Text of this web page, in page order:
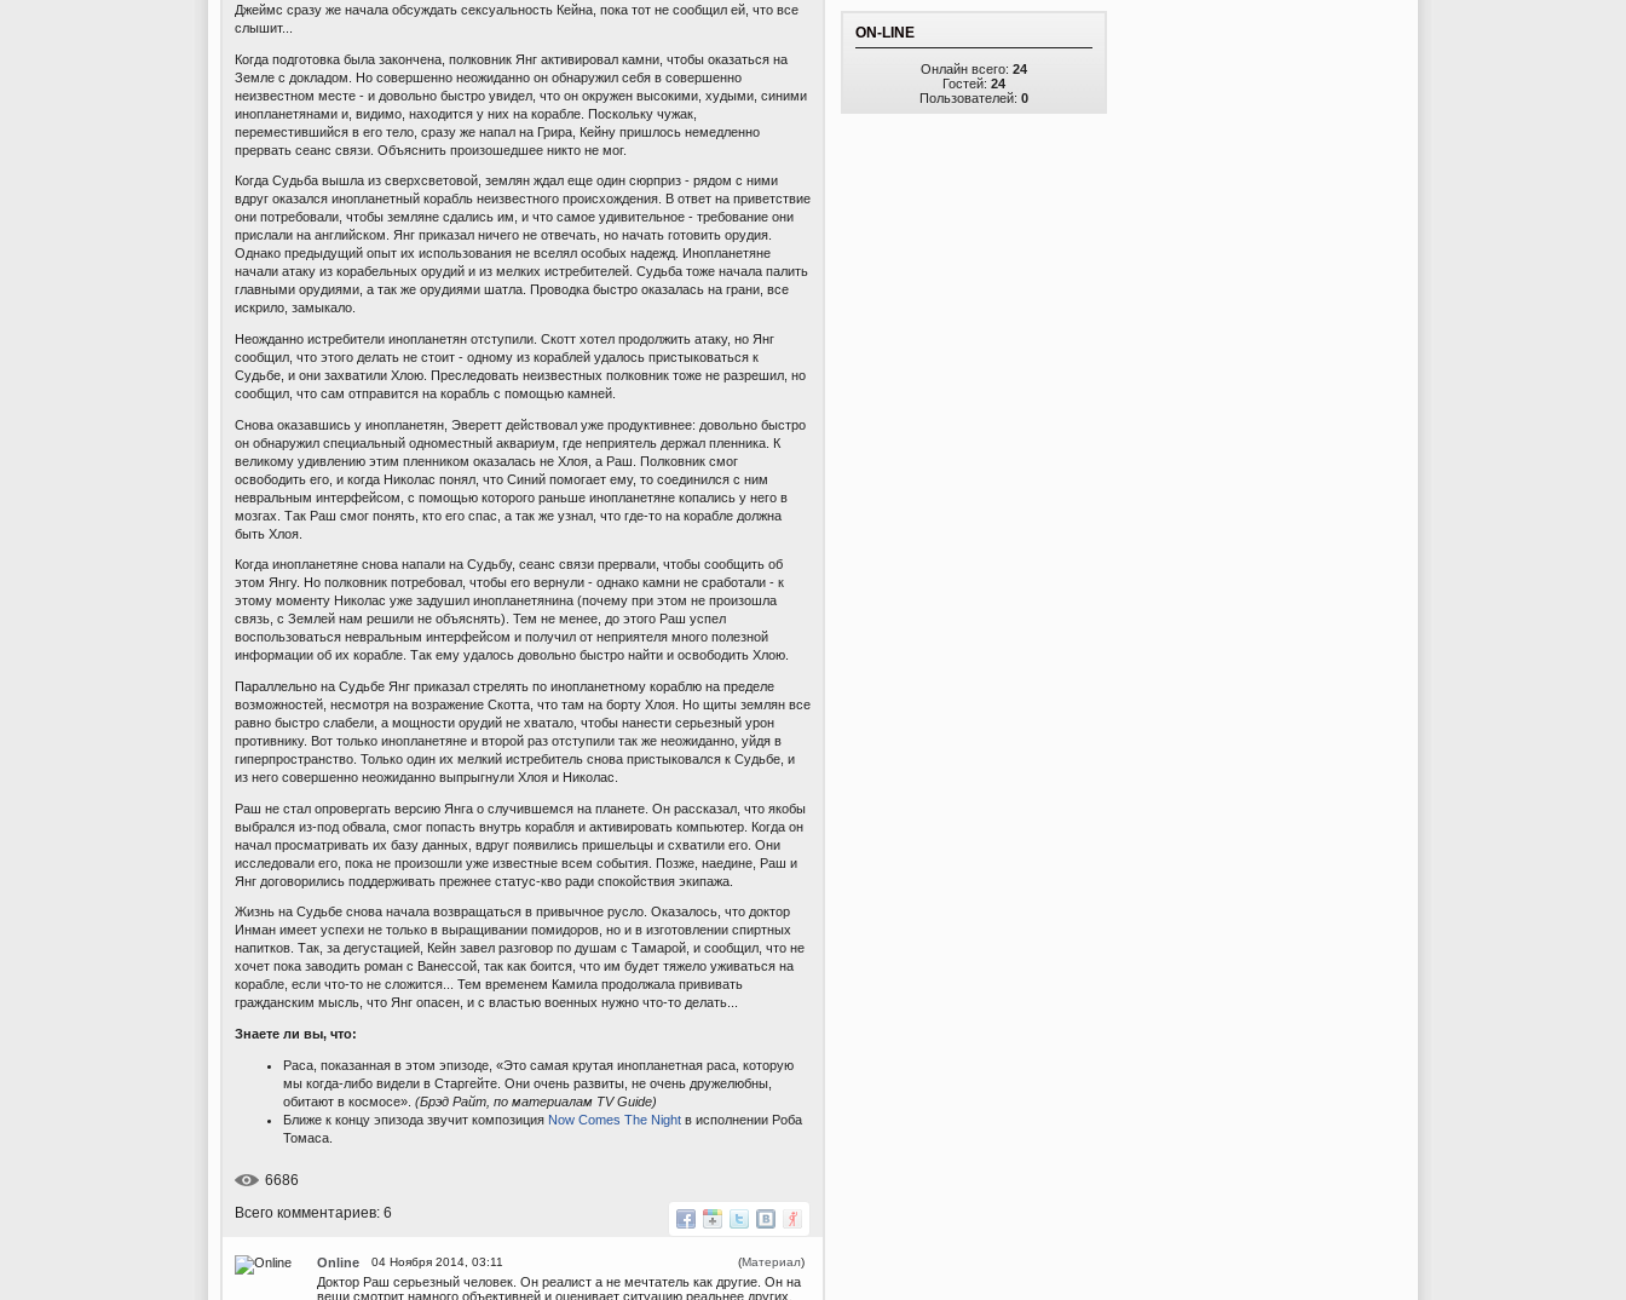
Джеймс сразу же начала обсуждать сексуальность Кейна, пока тот не сообщил ей, что все
слышит...
Когда подготовка была закончена, полковник Янг активировал камни, чтобы оказаться на
Земле с докладом. Но совершенно неожиданно он обнаружил себя в совершенно
неизвестном месте - и довольно быстро увидел, что он окружен высокими, худыми, синими
инопланетянами и, видимо, находится у них на корабле. Поскольку чужак,
переместившийся в его тело, сразу же напал на Грира, Кейну пришлось немедленно
прервать сеанс связи. Объяснить произошедшее никто не мог.
Когда Судьба вышла из сверхсветовой, землян ждал еще один сюрприз - рядом с ними
вдруг оказался инопланетный корабль неизвестного происхождения. В ответ на приветствие
они потребовали, чтобы земляне сдались им, и что самое удивительное - требование они
прислали на английском. Янг приказал ничего не отвечать, но начать готовить орудия.
Однако предыдущий опыт их использования не вселял особых надежд. Инопланетяне
начали атаку из корабельных орудий и из мелких истребителей. Судьба тоже начала палить
главными орудиями, а так же орудиями шатла. Проводка быстро оказалась на грани, все
искрило, замыкало.
Неожданно истребители инопланетян отступили. Скотт хотел продолжить атаку, но Янг
сообщил, что этого делать не стоит - одному из кораблей удалось пристыковаться к
Судьбе, и они захватили Хлою. Преследовать неизвестных полковник тоже не разрешил, но
сообщил, что сам отправится на корабль с помощью камней.
Снова оказавшись у инопланетян, Эверетт действовал уже продуктивнее: довольно быстро
он обнаружил специальный одноместный аквариум, где неприятель держал пленника. К
великому удивлению этим пленником оказалась не Хлоя, а Раш. Полковник смог
освободить его, и когда Николас понял, что Синий помогает ему, то соединился с ним
невральным интерфейсом, с помощью которого раньше инопланетяне копались у него в
мозгах. Так Раш смог понять, кто его спас, а так же узнал, что где-то на корабле должна
быть Хлоя.
Когда инопланетяне снова напали на Судьбу, сеанс связи прервали, чтобы сообщить об
этом Янгу. Но полковник потребовал, чтобы его вернули - однако камни не сработали - к
этому моменту Николас уже задушил инопланетянина (почему при этом не произошла
связь, с Землей нам решили не объяснять). Тем не менее, до этого Раш успел
воспользоваться невральным интерфейсом и получил от неприятеля много полезной
информации об их корабле. Так ему удалось довольно быстро найти и освободить Хлою.
Параллельно на Судьбе Янг приказал стрелять по инопланетному кораблю на пределе
возможностей, несмотря на возражение Скотта, что там на борту Хлоя. Но щиты землян все
равно быстро слабели, а мощности орудий не хватало, чтобы нанести серьезный урон
противнику. Вот только инопланетяне и второй раз отступили так же неожиданно, уйдя в
гиперпространство. Только один их мелкий истребитель снова пристыковался к Судьбе, и
из него совершенно неожиданно выпрыгнули Хлоя и Николас.
Раш не стал опровергать версию Янга о случившемся на планете. Он рассказал, что якобы
выбрался из-под обвала, смог попасть внутрь корабля и активировать компьютер. Когда он
начал просматривать их базу данных, вдруг появились пришельцы и схватили его. Они
исследовали его, пока не произошли уже известные всем события. Позже, наедине, Раш и
Янг договорились поддерживать прежнее статус-кво ради спокойствия экипажа.
Жизнь на Судьбе снова начала возвращаться в привычное русло. Оказалось, что доктор
Инман имеет успехи не только в выращивании помидоров, но и в изготовлении спиртных
напитков. Так, за дегустацией, Кейн завел разговор по душам с Тамарой, и сообщил, что не
хочет пока заводить роман с Ванессой, так как боится, что им будет тяжело уживаться на
корабле, если что-то не сложится... Тем временем Камила продолжала прививать
гражданским мысль, что Янг опасен, и с властью военных нужно что-то делать...
Знаете ли вы, что:
Раса, показанная в этом эпизоде, «Это самая крутая инопланетная раса, которую
мы когда-либо видели в Старгейте. Они очень развиты, не очень дружелюбны,
обитают в космосе». (Брэд Райт, по материалам TV Guide)
Ближе к концу эпизода звучит композиция Now Comes The Night в исполнении Роба
Томаса.
6686
Всего комментариев: 6
Online 04 Ноября 2014, 03:11 (Материал)
Доктор Раш серьезный человек. Он реалист а не мечтатель как другие. Он на
вещи смотрит намного объективней и оценивает ситуацию реальнее других.
ON-LINE
Онлайн всего: 24
Гостей: 24
Пользователей: 0